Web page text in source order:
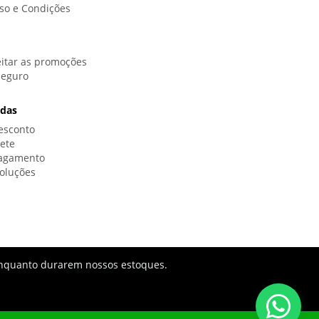
e Condições
as promoções
durarem nossos estoques.